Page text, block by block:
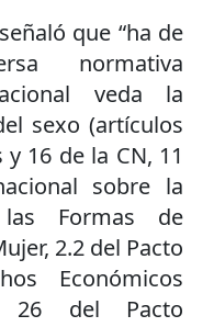
que “ha de
normativa
veda la
sexo (artículos
16 de la CN, 11
sobre la
Formas de
2.2 del Pacto
Económicos
26 del Pacto